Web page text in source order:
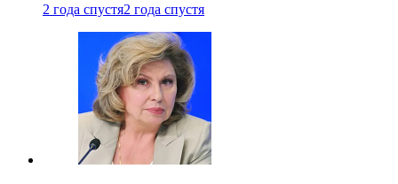
2 года спустя2 года спустя